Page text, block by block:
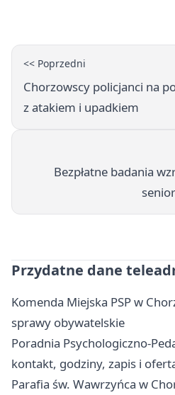
<< Poprzedni
Chorzowscy policjanci na
z atakiem i upadkiem
Bezpłatne badania
Przydatne dane
Komenda Miejska PSP w
sprawy obywatelskie
Poradnia Psychologiczno-
kontakt, godziny, zapis i
Parafia św. Wawrzyńca w